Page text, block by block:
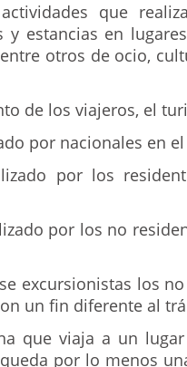
que
y estancias en
otros de ocio,
de los viajeros, el
por nacionales en
por los
por los no
excursionistas los
un fin diferente al
que viaja a un
por lo menos